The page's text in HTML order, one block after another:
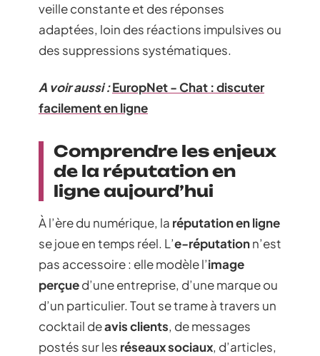
veille constante et des réponses
adaptées, loin des réactions impulsives ou
des suppressions systématiques.
A voir aussi :EuropNet - Chat : discuter
facilement en ligne
Comprendre les enjeux
de la réputation en
ligne aujourd’hui
À l’ère du numérique, la réputation en ligne
se joue en temps réel. L’e-réputationn’est
pas accessoire : elle modèle l’image
perçued’une entreprise, d’une marque ou
d’un particulier. Tout se trame à travers un
cocktail deavis clients, de messages
postés sur les réseaux sociaux, d’articles,